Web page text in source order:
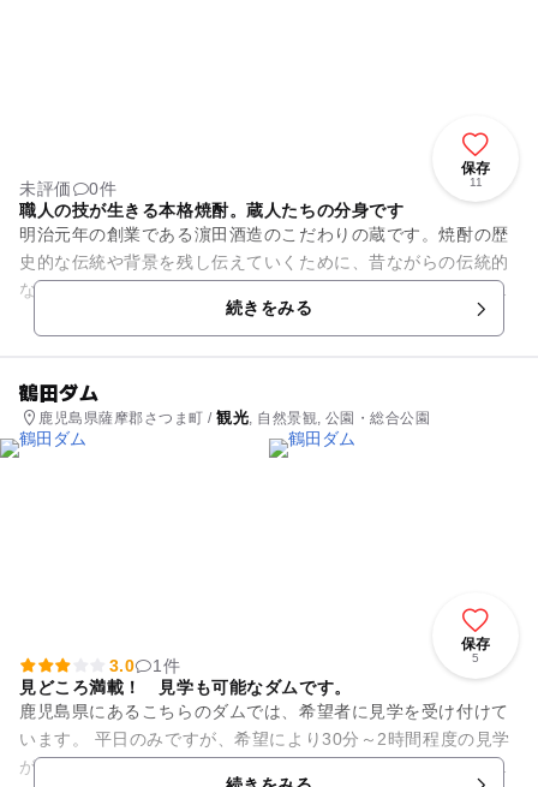
保存
11
未評価
0件
職人の技が生きる本格焼酎。蔵人たちの分身です
明治元年の創業である濵田酒造のこだわりの蔵です。焼酎の歴
史的な伝統や背景を残し伝えていくために、昔ながらの伝統的
な製法、かめ仕込み・木樽蒸留による手づくりの焼酎造りを丁
寧に行っています。長年に渡...続きをみる
鶴田ダム
鹿児島県薩摩郡さつま町 /観光, 自然景観, 公園・総合公園
保存
5
3.0
1件
見どころ満載！ 見学も可能なダムです。
鹿児島県にあるこちらのダムでは、希望者に見学を受け付けて
います。 平日のみですが、希望により30分～2時間程度の見学
が可能。子どもの興味や集中力に合わせてもらえるので、ファ